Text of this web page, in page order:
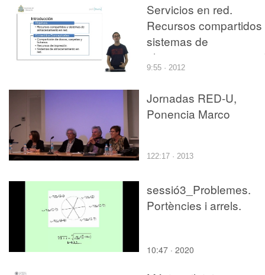
Servicios en red.
Recursos compartidos
sistemas de
almacenamiento en
9:55 · 2012
Jornadas RED-U,
Ponencia Marco
122:17 · 2013
sessió3_Problemes.
Portències i arrels.
10:47 · 2020